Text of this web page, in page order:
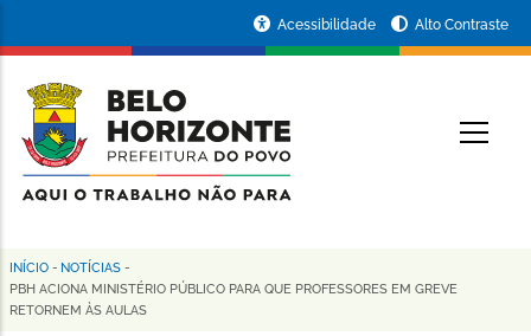
conteúdo
principal
da
Prefeitura
de
Horizonte
Acessibilidade Alto Contraste
Trilha
de
INÍCIO - NOTÍCIAS -
PBH ACIONA MINISTÉRIO PÚBLICO PARA QUE PROFESSORES EM GREVE
RETORNEM ÀS AULAS